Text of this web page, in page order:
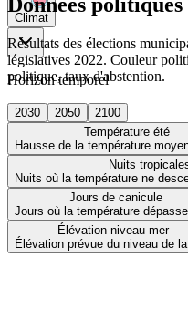
Climat
Horizon temporel
2030 2050
2100
Température été
Hausse de la température
Nuits
Nuits où la température ne
Jours de canicule
Jours où la température
Élévation niveau mer
Élévation prévue du niveau de
Données politiques
Résultats des élections
législatives 2022. Couleur
politique, taux d'abstention.